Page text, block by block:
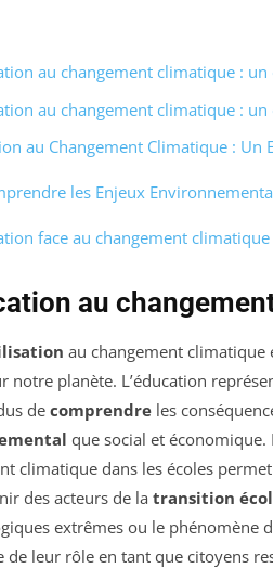
au changement climatique :
au changement climatique :
au Changement Climatique : Un
les Enjeux
face au changement
au
au changement
notre planète. L’éducation
decomprendre les
que social et
climatique dans les écoles
des acteurs de la transition
extrêmes ou le phénomène
de leur rôle en tant que citoyens